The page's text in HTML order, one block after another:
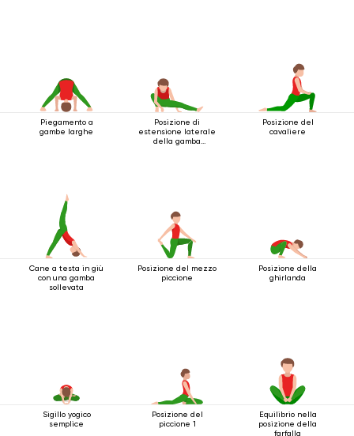
Piegamento a
gambe larghe
Posizione di
estensione laterale
della gamba
Posizione del
cavaliere
Cane a testa in giù
con una gamba
sollevata
Posizione del mezzo
piccione
Posizione della
ghirlanda
Sigillo yogico
semplice
Posizione del
piccione 1
Equilibrio nella
posizione della
farfalla